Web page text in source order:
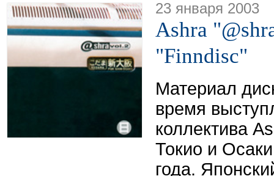
23 января 2003
Ashra
"Finndisc"
Материал
время
коллектива
Токио и
года.